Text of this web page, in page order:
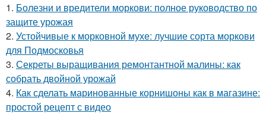
1. Болезни и вредители моркови: полное руководство по
защите урожая
2. Устойчивые к морковной мухе: лучшие сорта моркови
для Подмосковья
3. Секреты выращивания ремонтантной малины: как
собрать двойной урожай
4. Как сделать маринованные корнишоны как в магазине:
простой рецепт с видео